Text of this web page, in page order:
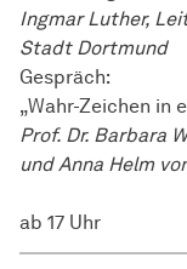
Ingmar Luther,
Stadt Dortmund
Gespräch:
„Wahr-Zeichen in
Prof. Dr. Barbara
und Anna Helm
ab 17 Uhr